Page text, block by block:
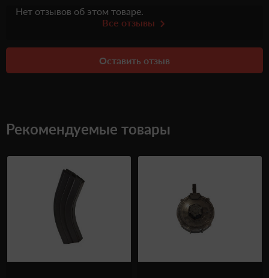
Нет отзывов об этом товаре.
Все отзывы
Оставить отзыв
Рекомендуемые товары